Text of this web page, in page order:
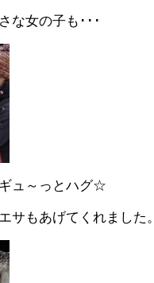
な女の子も･･･
ュ～っとハグ☆
サもあげてくれました。